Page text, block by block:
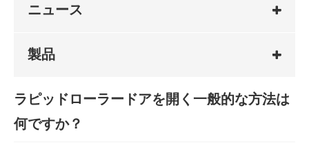
ニュース
製品
ラピッドローラードアを開く一般的な方法は
何ですか？